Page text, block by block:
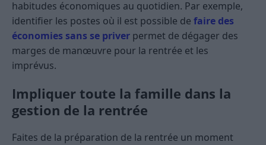
habitudes économiques au quotidien. Par exemple,
identifier les postes où il est possible de faire des
économies sans se priver permet de dégager des
marges de manœuvre pour la rentrée et les
imprévus.
Impliquer toute la famille dans la
gestion de la rentrée
Faites de la préparation de la rentrée un moment